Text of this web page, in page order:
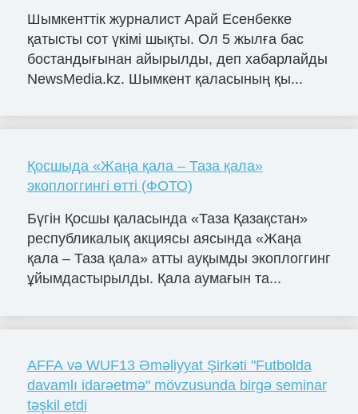
Шымкенттік журналист Арай Есенбекке
қатысты сот үкімі шықты. Ол 5 жылға бас
бостандығынан айырылды, деп хабарлайды
NewsMedia.kz. Шымкент қаласының қы...
Қосшыда «Жаңа қала – Таза қала»
экоплоггингі өтті (ФОТО)
Бүгін Қосшы қаласында «Таза Қазақстан»
республикалық акциясы аясында «Жаңа
қала – Таза қала» атты ауқымды экоплоггинг
ұйымдастырылды. Қала аумағын та...
AFFA və WUF13 Əməliyyat Şirkəti "Futbolda
davamlı idarəetmə" mövzusunda birgə seminar
təşkil etdi